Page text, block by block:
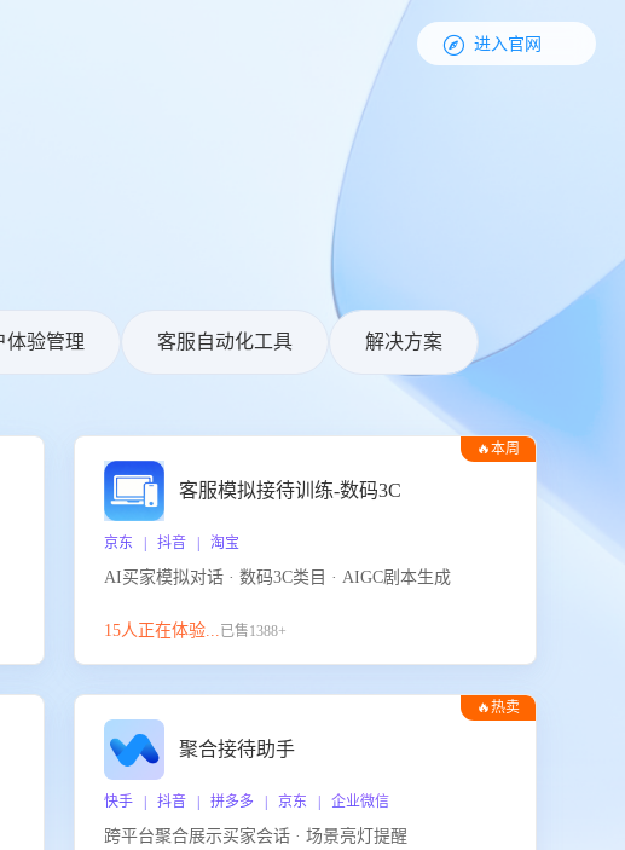
 进入官网
体验管理 客服自动化工具 解决方案
🔥本周
客服模拟接待训练-数码3C
京东 | 抖音 | 淘宝
AI买家模拟对话 · 数码3C类目 · AIGC剧本生成
15人正在体验...已售1388+
🔥热卖
聚合接待助手
快手 | 抖音 | 拼多多 | 京东 | 企业微信
跨平台聚合展示买家会话 · 场景亮灯提醒